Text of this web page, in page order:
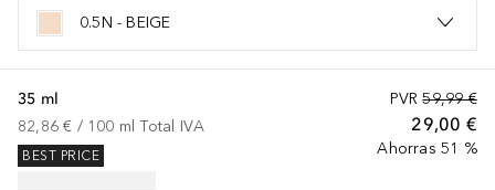
0.5N - BEIGE
PVR 59,99 €
29,00 €
Ahorras 51 %
35 ml
82,86 € / 100 ml Total IVA
BEST PRICE